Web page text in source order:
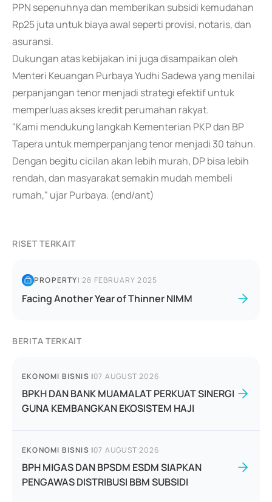
PPN sepenuhnya dan memberikan subsidi kemudahan
Rp25 juta untuk biaya awal seperti provisi, notaris, dan
asuransi.
Dukungan atas kebijakan ini juga disampaikan oleh
Menteri Keuangan Purbaya Yudhi Sadewa yang menilai
perpanjangan tenor menjadi strategi efektif untuk
memperluas akses kredit perumahan rakyat.
"Kami mendukung langkah Kementerian PKP dan BP
Tapera untuk memperpanjang tenor menjadi 30 tahun.
Dengan begitu cicilan akan lebih murah, DP bisa lebih
rendah, dan masyarakat semakin mudah membeli
rumah," ujar Purbaya. (end/ant)
RISET TERKAIT
PROPERTY|28 FEBRUARY 2025
Facing Another Year of Thinner NIMM
BERITA TERKAIT
EKONOMI BISNIS |07 AUGUST 2026
BPKH DAN BANK MUAMALAT PERKUAT SINERGI
GUNA KEMBANGKAN EKOSISTEM HAJI
EKONOMI BISNIS |07 AUGUST 2026
BPH MIGAS DAN BPSDM ESDM SIAPKAN
PENGAWAS DISTRIBUSI BBM SUBSIDI